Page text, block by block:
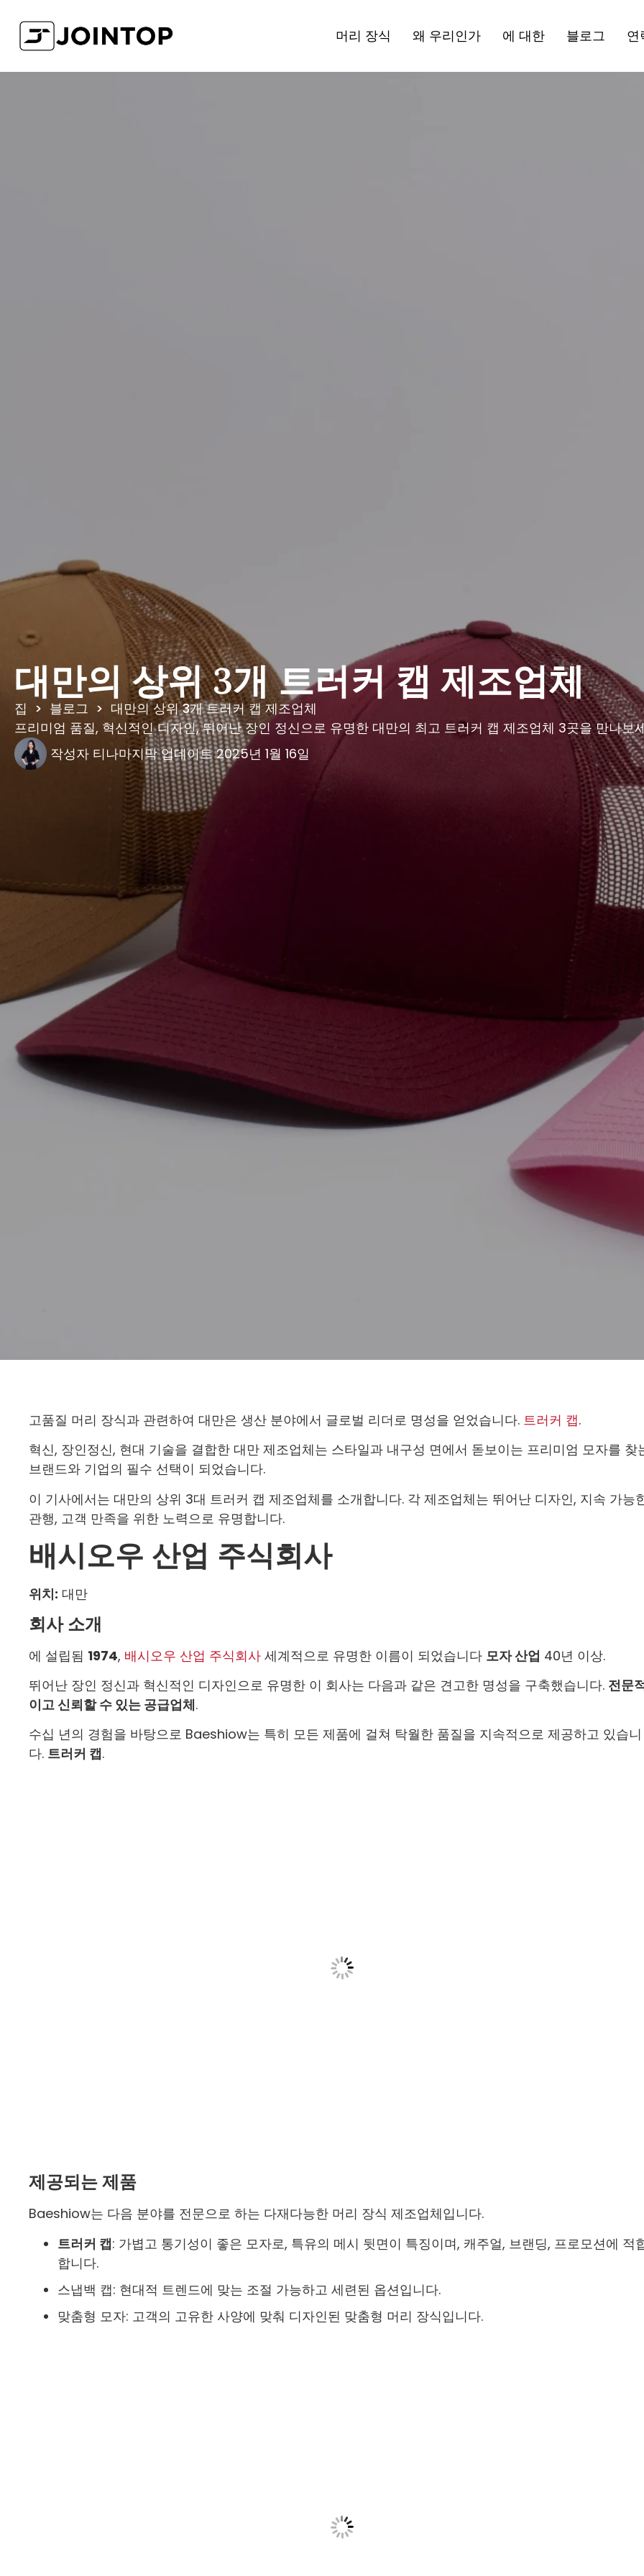
머리 장식 왜 우리인가 에 대한 블로그 연
대만의 상위 3개 트러커 캡 제조업체
집 > 블로그 > 대만의 상위 3개 트러커 캡 제조업체
프리미엄 품질, 혁신적인 디자인, 뛰어난 장인 정신으로 유명한 대만의 최고 트러커 캡 제조업체 3곳을 만나보
작성자 티나마지막 업데이트2025년 1월 16일
고품질 머리 장식과 관련하여 대만은 생산 분야에서 글로벌 리더로 명성을 얻었습니다. 트러커 캡.
혁신, 장인정신, 현대 기술을 결합한 대만 제조업체는 스타일과 내구성 면에서 돋보이는 프리미엄 모자를 찾
브랜드와 기업의 필수 선택이 되었습니다.
이 기사에서는 대만의 상위 3대 트러커 캡 제조업체를 소개합니다. 각 제조업체는 뛰어난 디자인, 지속 가능
관행, 고객 만족을 위한 노력으로 유명합니다.
배시오우 산업 주식회사
위치: 대만
회사 소개
에 설립됨 1974, 배시오우 산업 주식회사 세계적으로 유명한 이름이 되었습니다 모자 산업 40년 이상.
뛰어난 장인 정신과 혁신적인 디자인으로 유명한 이 회사는 다음과 같은 견고한 명성을 구축했습니다. 전문
이고 신뢰할 수 있는 공급업체.
수십 년의 경험을 바탕으로 Baeshiow는 특히 모든 제품에 걸쳐 탁월한 품질을 지속적으로 제공하고 있습니
다. 트러커 캡.
제공되는 제품
Baeshiow는 다음 분야를 전문으로 하는 다재다능한 머리 장식 제조업체입니다.
트러커 캡: 가볍고 통기성이 좋은 모자로, 특유의 메시 뒷면이 특징이며, 캐주얼, 브랜딩, 프로모션에 적
합니다.
스냅백 캡: 현대적 트렌드에 맞는 조절 가능하고 세련된 옵션입니다.
맞춤형 모자: 고객의 고유한 사양에 맞춰 디자인된 맞춤형 머리 장식입니다.